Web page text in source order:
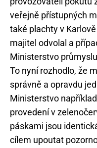
veřejně přístupných
také plachty v
majitel odvolal a
Ministerstvo
To nyní rozhodlo, že
správně a opravdu
Ministerstvo
provedení v
páskami jsou
cílem upoutat